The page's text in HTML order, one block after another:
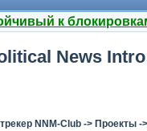
к
News
NNM-Club -> Проекты -